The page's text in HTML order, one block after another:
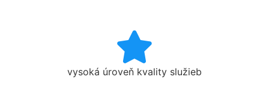
vysoká úroveň kvality služieb